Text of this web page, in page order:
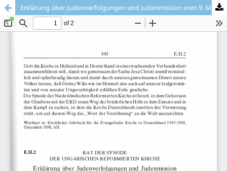
Erklärung über Judenverfolgungen und Judenmission vom 9. Mai 1946